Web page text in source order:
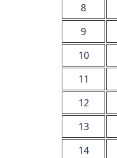
8
9
10
11
12
13
14